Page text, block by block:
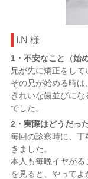
I.N 様
1・不安なこと（始
兄が先に矯正をして
その兄が始める時
きれいな歯並びに
でした。
2・実際はどうだっ
毎回の診察時に、
きました。
本人も毎晩イヤが
を見ると、やってよ